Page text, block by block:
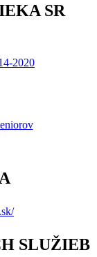
SR
SLUŽIEB